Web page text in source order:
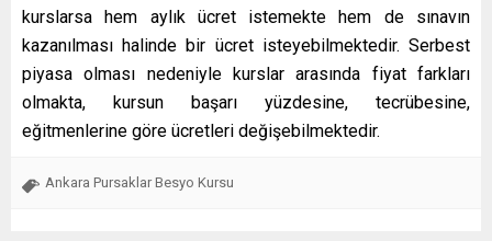
kurslarsa hem aylık ücret istemekte hem de sınavın
kazanılması halinde bir ücret isteyebilmektedir. Serbest
piyasa olması nedeniyle kurslar arasında fiyat farkları
olmakta, kursun başarı yüzdesine, tecrübesine,
eğitmenlerine göre ücretleri değişebilmektedir.
Ankara Pursaklar Besyo Kursu